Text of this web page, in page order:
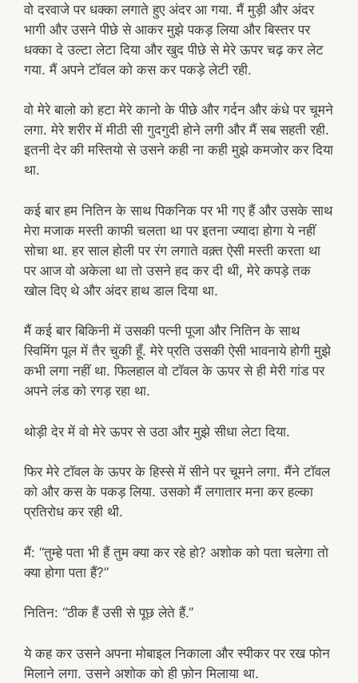
वो दरवाजे पर धक्का लगाते हुए अंदर आ गया. मैं मुड़ी और अंदर
भागी और उसने पीछे से आकर मुझे पकड़ लिया और बिस्तर पर
धक्का दे उल्टा लेटा दिया और खुद पीछे से मेरे ऊपर चढ़ कर लेट
गया. मैं अपने टॉवल को कस कर पकड़े लेटी रही.
वो मेरे बालो को हटा मेरे कानो के पीछे और गर्दन और कंधे पर चूमने
लगा. मेरे शरीर में मीठी सी गुदगुदी होने लगी और मैं सब सहती रही.
इतनी देर की मस्तियो से उसने कही ना कही मुझे कमजोर कर दिया
था.
कई बार हम नितिन के साथ पिकनिक पर भी गए हैं और उसके साथ
मेरा मजाक मस्ती काफी चलता था पर इतना ज्यादा होगा ये नहीं
सोचा था. हर साल होली पर रंग लगाते वक़्त ऐसी मस्ती करता था
पर आज वो अकेला था तो उसने हद कर दी थी, मेरे कपड़े तक
खोल दिए थे और अंदर हाथ डाल दिया था.
मैं कई बार बिकिनी में उसकी पत्नी पूजा और नितिन के साथ
स्विमिंग पूल में तैर चुकी हूँ. मेरे प्रति उसकी ऐसी भावनाये होगी मुझे
कभी लगा नहीं था. फिलहाल वो टॉवल के ऊपर से ही मेरी गांड पर
अपने लंड को रगड़ रहा था.
थोड़ी देर में वो मेरे ऊपर से उठा और मुझे सीधा लेटा दिया.
फिर मेरे टॉवल के ऊपर के हिस्से में सीने पर चूमने लगा. मैंने टॉवल
को और कस के पकड़ लिया. उसको मैं लगातार मना कर हल्का
प्रतिरोध कर रही थी.
मैं: “तुम्हे पता भी हैं तुम क्या कर रहे हो? अशोक को पता चलेगा तो
क्या होगा पता हैं?”
नितिन: “ठीक हैं उसी से पूछ लेते हैं.”
ये कह कर उसने अपना मोबाइल निकाला और स्पीकर पर रख फोन
मिलाने लगा. उसने अशोक को ही फ़ोन मिलाया था.